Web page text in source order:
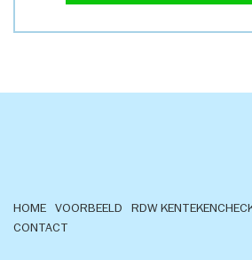
HOME VOORBEELD RDW
CONTACT